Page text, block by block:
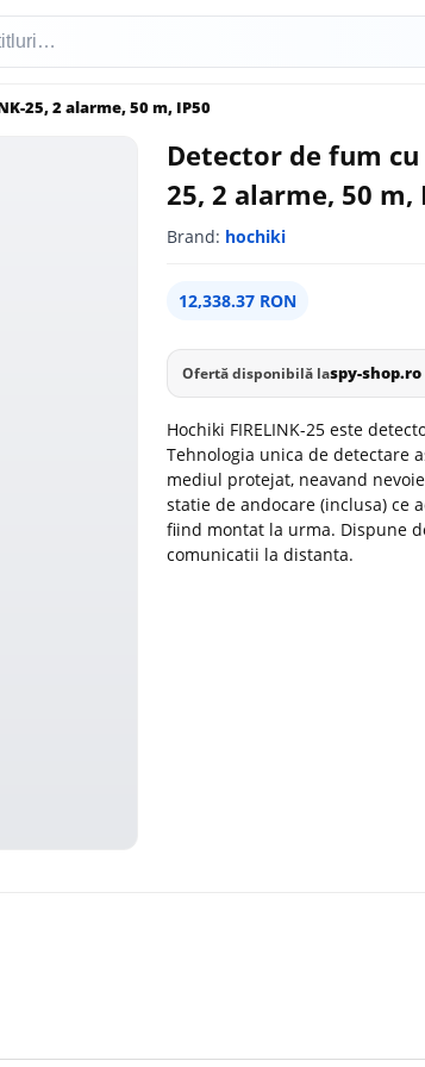
25, 2 alarme, 50 m, IP50
Detector de fum
25, 2 alarme, 50 m,
Brand: hochiki
12,338.37 RON
Ofertă disponibilă laspy-shop.ro
Hochiki FIRELINK-25 este
Tehnologia unica de detectare
mediul protejat, neavand
statie de andocare (inclusa) ce
fiind montat la urma. Dispune
comunicatii la distanta.